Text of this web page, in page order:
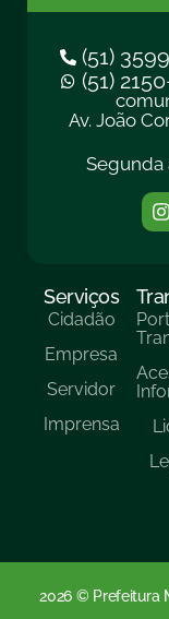
(51)
(51)
Av. João
Segunda
Serviços
Cidadão
Empresa
Servidor
Imprensa
2026 © Prefeitura